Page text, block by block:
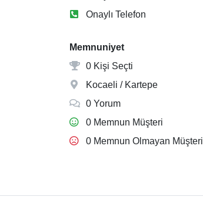
Onaylı Telefon
Memnuniyet
0 Kişi Seçti
Kocaeli / Kartepe
0 Yorum
0 Memnun Müşteri
0 Memnun Olmayan Müşteri